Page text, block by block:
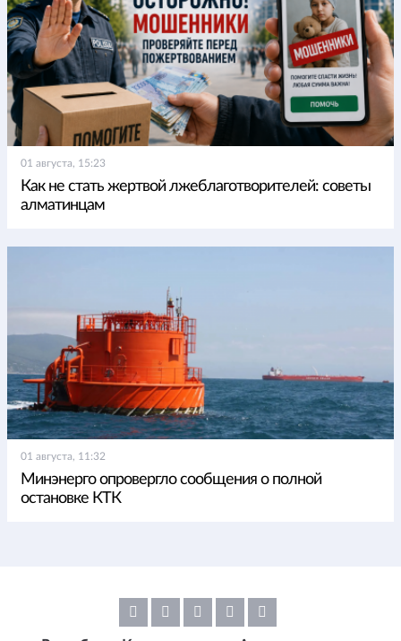
01 августа, 15:23
Как не стать жертвой лжеблаготворителей: советы
алматинцам
01 августа, 11:32
Минэнерго опровергло сообщения о полной
остановке КТК